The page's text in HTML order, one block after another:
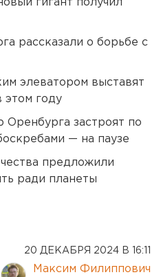
гигант получил
рассказали о борьбе с
элеватором выставят
этом году
Оренбурга застроят по
— на паузе
предложили
ради планеты
20 ДЕКАБРЯ 2024 В 16:11
Максим Филиппович